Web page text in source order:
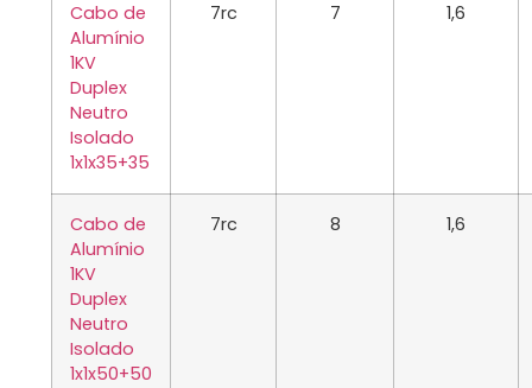
Cabo de
Alumínio
1KV
Duplex
Neutro
Isolado
1x1x35+35
7rc 7 1,6
Cabo de
Alumínio
1KV
Duplex
Neutro
Isolado
1x1x50+50
7rc 8 1,6